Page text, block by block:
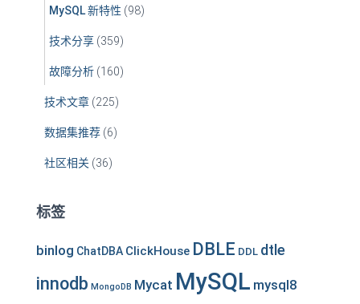
MySQL 新特性 (98)
技术分享 (359)
故障分析 (160)
技术文章 (225)
数据集推荐 (6)
社区相关 (36)
标签
binlog ChatDBA ClickHouse DBLE DDL dtle
innodb MongoDB Mycat MySQL mysql8